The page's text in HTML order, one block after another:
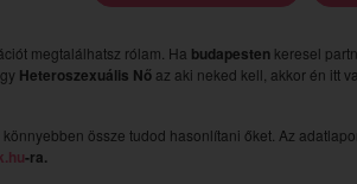
megtalálhatsz rólam. Ha budapesten keresel
Heteroszexuális Nő az aki neked kell, akkor én itt
össze tudod hasonlítani őket. Az
-ra.